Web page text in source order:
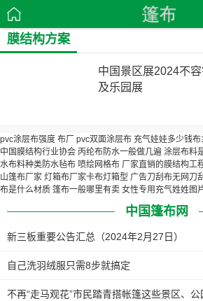
膜结构方案
中国景区展2024不
及乐园展
pvc涂层布强度 布厂 pvc双面涂层布 充气娃娃多少钱布
中国膜结构行业协会 丙纶布防水一般做几遍 涂层布料
水布料种类防水毡布 喷绘网格布 厂家直销的膜结构工
山篷布厂家 灯箱布厂家卡布灯箱型 广告刀刮布无网刀
布是什么材质 篷布一般哪里有卖 女性专用充气姓姓图
中国篷布网
新三板重要公告汇总（2024年2月27日）
自己洗羽绒服只需8步就搞定